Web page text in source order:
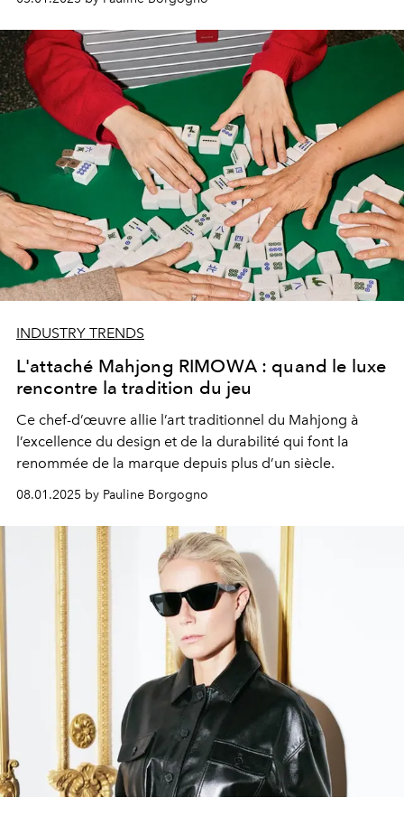
INDUSTRY TRENDS
L'attaché Mahjong RIMOWA : quand le luxe
rencontre la tradition du jeu
Ce chef-d’œuvre allie l’art traditionnel du Mahjong à
l’excellence du design et de la durabilité qui font la
renommée de la marque depuis plus d’un siècle.
08.01.2025 by Pauline Borgogno